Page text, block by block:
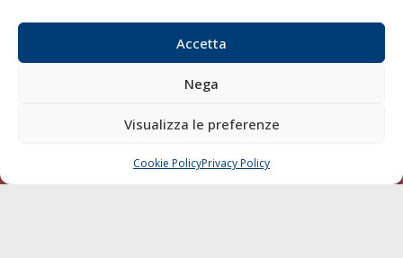
Accetta
Nega
Visualizza le preferenze
Cookie PolicyPrivacy Policy
Compagnie di Navigazione
Blue economy
Diporto
Contatti
CHIAMA SCRIVI